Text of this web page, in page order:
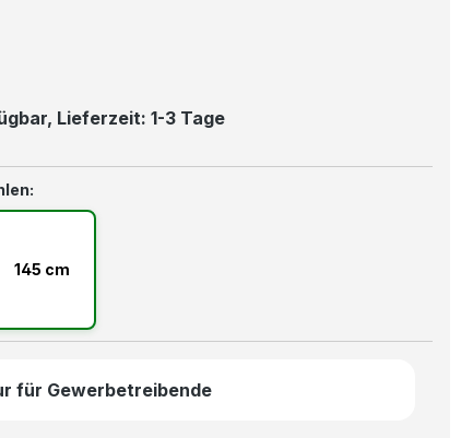
Bewertung von 5 von 5 Sternen
Lieferzeit: 1-3 Tage
145 cm
für Gewerbetreibende